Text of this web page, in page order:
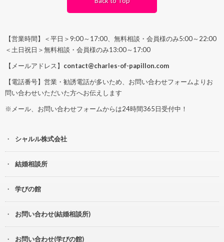
【営業時間】＜平日＞9:00～17:00、無料相談・会員様のみ5:00～22:00
＜土日祝日＞無料相談・会員様のみ13:00～17:00
【メールアドレス】 contact@charles-of-papillon.com
【電話番号】営業・勧誘電話が多いため、お問い合わせフォームよりお
問い合わせいただいた方へお伝えします
※メール、お問い合わせフォームからは24時間365日受付中！
シャルル株式会社
結婚相談所
学びの館
お問い合わせ(結婚相談所)
お問い合わせ(学びの館)